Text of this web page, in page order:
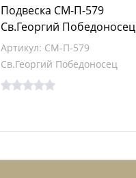
Подвеска СМ-П-579
Св.Георгий Победоносец
Артикул: СМ-П-579
Св.Георгий Победоносец